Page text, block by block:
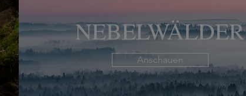
NEBELWÄLDER
Anschauen